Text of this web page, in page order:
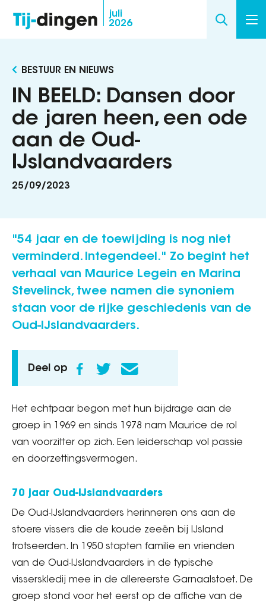
inhoud
gaan
juli
2026
BESTUUR EN NIEUWS
IN BEELD: Dansen door
de jaren heen, een ode
aan de Oud-
IJslandvaarders
25/09/2023
"54 jaar en de toewijding is nog niet
verminderd. Integendeel." Zo begint het
verhaal van Maurice Legein en Marina
Stevelinck, twee namen die synoniem
staan voor de rijke geschiedenis van de
Oud-IJslandvaarders.
Deel op
Het echtpaar begon met hun bijdrage aan de
groep in 1969 en sinds 1978 nam Maurice de rol
van voorzitter op zich. Een leiderschap vol passie
en doorzettingsvermogen.
70 jaar Oud-IJslandvaarders
De Oud-IJslandvaarders herinneren ons aan de
stoere vissers die de koude zeeën bij IJsland
trotseerden. In 1950 stapten familie en vrienden
van de Oud-IJslandvaarders in de typische
visserskledij mee in de allereerste Garnaalstoet. De
groep stond voor het eerst op de affiche van de